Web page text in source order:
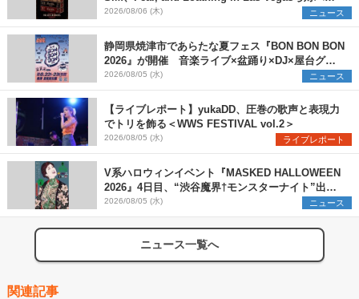
アーティストを一斉解禁
2026/08/06 (木) ニュース
静岡県焼津市であらたな夏フェス『BON BON BON
2026』が開催 音楽ライブ×盆踊り×DJ×屋台グル
メ×ランタンナイトで彩る2日間
2026/08/05 (水) ニュース
【ライブレポート】yukaDD、圧巻の歌声と表現力
でトリを飾る＜WWS FESTIVAL vol.2＞
2026/08/05 (水) ライブレポート
V系ハロウィンイベント『MASKED HALLOWEEN
2026』4日目、“渋谷魔界†モンスターナイト”出演6
組を発表
2026/08/05 (水) ニュース
ニュース一覧へ
関連記事